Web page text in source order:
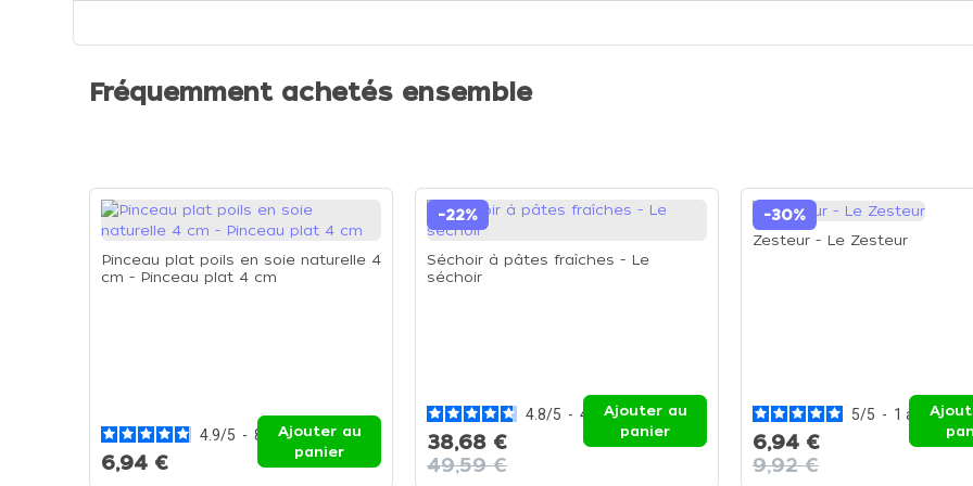
Fréquemment achetés ensemble
Pinceau plat poils en soie naturelle 4
cm - Pinceau plat 4 cm
4.9/5 - 8 avis
6,94 €
Ajouter au
panier
-22%
Séchoir à pâtes fraîches - Le
séchoir
4.8/5 - 4 avis
38,68 €
49,59 €
Ajouter au
panier
-30%
Zesteur - Le Zesteur
5/5 - 1 avis
6,94 €
9,92 €